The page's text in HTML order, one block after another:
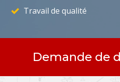
Travail de qualité
Demande de